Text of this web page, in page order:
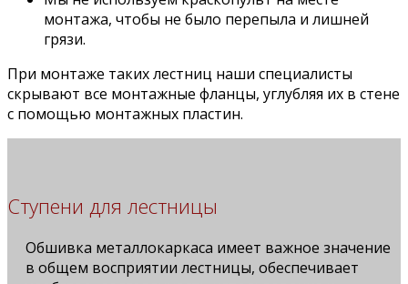
монтажа, чтобы не было перепыла и лишней
грязи.
При монтаже таких лестниц наши специалисты
скрывают все монтажные фланцы, углубляя их в стене
с помощью монтажных пластин.
Ступени для лестницы
Обшивка металлокаркаса имеет важное значение
в общем восприятии лестницы, обеспечивает